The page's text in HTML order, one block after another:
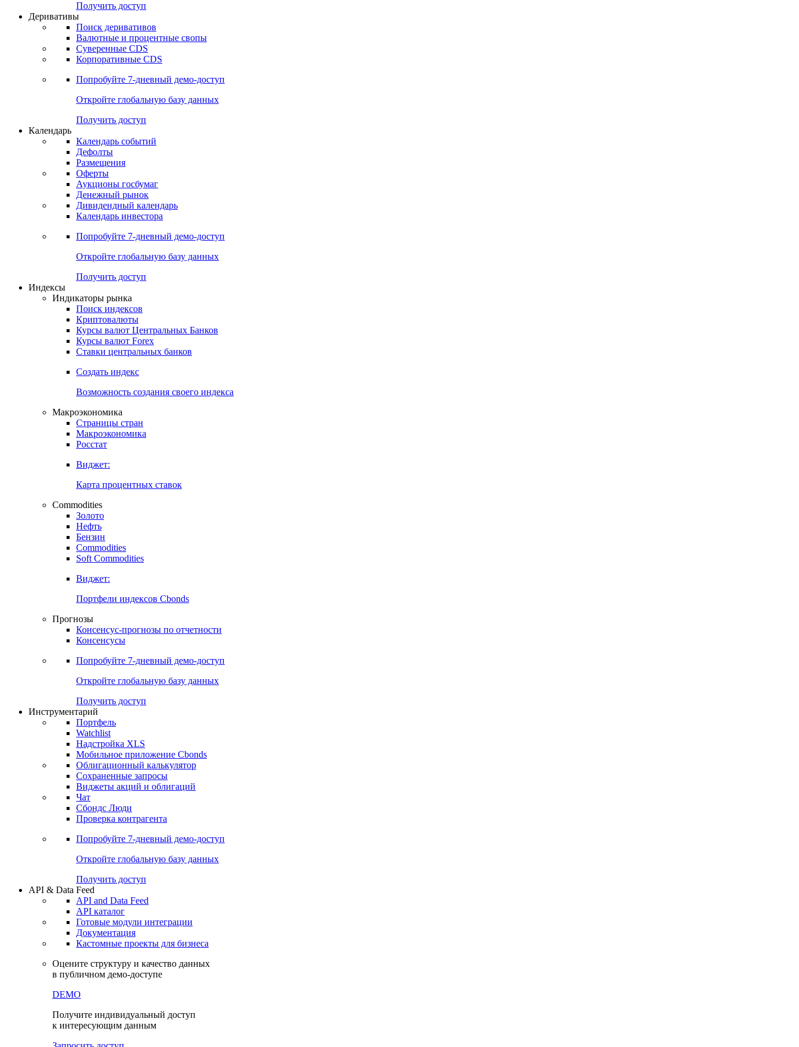
Получить доступ
Деривативы
Поиск деривативов
Валютные и процентные свопы
Суверенные CDS
Корпоративные CDS
Попробуйте 7-дневный демо-доступ
Откройте глобальную базу данных
Получить доступ
Календарь
Календарь событий
Дефолты
Размещения
Оферты
Аукционы госбумаг
Денежный рынок
Дивидендный календарь
Календарь инвестора
Попробуйте 7-дневный демо-доступ
Откройте глобальную базу данных
Получить доступ
Индексы
Индикаторы рынка
Поиск индексов
Криптовалюты
Курсы валют Центральных Банков
Курсы валют Forex
Ставки центральных банков
Создать индекс
Возможность создания своего индекса
Макроэкономика
Страницы стран
Макроэкономика
Росстат
Виджет:
Карта процентных ставок
Commodities
Золото
Нефть
Бензин
Commodities
Soft Commodities
Виджет:
Портфели индексов Cbonds
Прогнозы
Консенсус-прогнозы по отчетности
Консенсусы
Попробуйте 7-дневный демо-доступ
Откройте глобальную базу данных
Получить доступ
Инструментарий
Портфель
Watchlist
Надстройка XLS
Мобильное приложение Cbonds
Облигационный калькулятор
Сохраненные запросы
Виджеты акций и облигаций
Чат
Сбондс Люди
Проверка контрагента
Попробуйте 7-дневный демо-доступ
Откройте глобальную базу данных
Получить доступ
API & Data Feed
API and Data Feed
API каталог
Готовые модули интеграции
Документация
Кастомные проекты для бизнеса
Оцените структуру и качество данных
в публичном демо-доступе
DEMO
Получите индивидуальный доступ
к интересующим данным